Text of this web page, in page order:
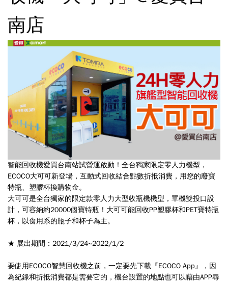
南店
智能回收機愛買台南站試營運啟動！全台獨家限定零人力機型，
ECOCO大可可新登場，互動式回收結合點數折抵消費，用您的廢寶
特瓶、塑膠杯換購物金。
大可可是全台獨家的限定款零人力大型收瓶機機型，單機雙投口設
計，可容納約20000個寶特瓶！大可可能回收PP塑膠杯和PET寶特瓶
杯，以食用系的瓶子和杯子為主。
★ 展出期間：2021/3/24~2022/1/2
要使用ECOCO智慧回收機之前，一定要先下載『ECOCO App』，因
為紀錄和折抵消費都是需要它的，機台設置的地點也可以藉由APP尋